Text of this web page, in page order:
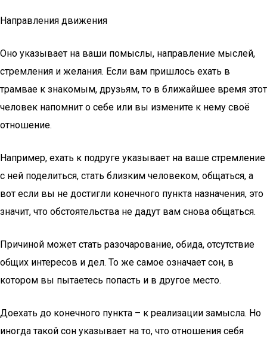
Направления движения
Оно указывает на ваши помыслы, направление мыслей,
стремления и желания. Если вам пришлось ехать в
трамвае к знакомым, друзьям, то в ближайшее время этот
человек напомнит о себе или вы измените к нему своё
отношение.
Например, ехать к подруге указывает на ваше стремление
с ней поделиться, стать близким человеком, общаться, а
вот если вы не достигли конечного пункта назначения, это
значит, что обстоятельства не дадут вам снова общаться.
Причиной может стать разочарование, обида, отсутствие
общих интересов и дел. То же самое означает сон, в
котором вы пытаетесь попасть и в другое место.
Доехать до конечного пункта – к реализации замысла. Но
иногда такой сон указывает на то, что отношения себя